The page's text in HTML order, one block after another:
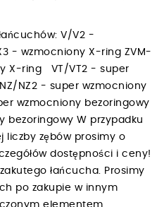
V/V2 -
- wzmocniony X-ring ZVM-
X-ring VT/VT2 - super
NZ2 - super wzmocniony
wzmocniony bezoringowy
bezoringowy W przypadku
liczby zębów prosimy o
dostępności i ceny!
łańcucha. Prosimy
po zakupie w innym
elementem